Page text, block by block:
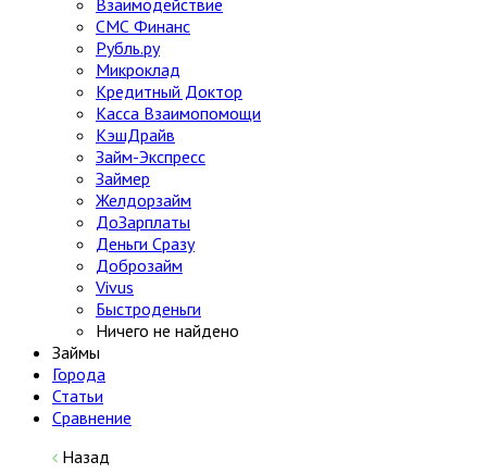
Взаимодействие
СМС Финанс
Рубль.ру
Микроклад
Кредитный Доктор
Касса Взаимопомощи
КэшДрайв
Займ-Экспресс
Займер
Желдорзайм
ДоЗарплаты
Деньги Сразу
Доброзайм
Vivus
Быстроденьги
Ничего не найдено
Займы
Города
Статьи
Сравнение
Назад